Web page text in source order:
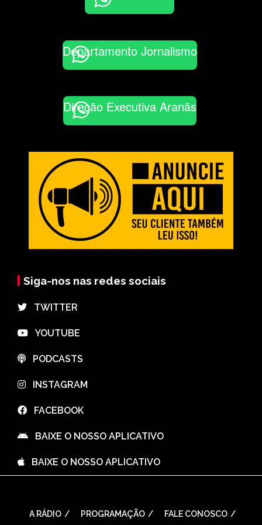
Departamento Jornalismo
Direção Executiva Aranãs
Siga-nos nas redes sociais
⠀TWITTER
⠀YOUTUBE
⠀PODCASTS
⠀INSTAGRAM
⠀FACEBOOK
⠀BAIXE O NOSSO APLICATIVO
⠀BAIXE O NOSSO APLICATIVO
A RÁDIO PROGRAMAÇÃO FALE CONOSCO